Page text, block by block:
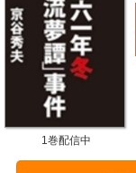
1巻配信中